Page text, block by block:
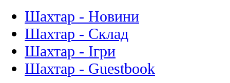
Шахтар - Новини
Шахтар - Склад
Шахтар - Ігри
Шахтар - Guestbook